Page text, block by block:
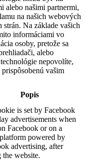
alebo našimi partnermi,
na našich webových
strán. Na základe vašich
informáciami vo
osoby, pretože sa
alebo
nepovolíte,
vašim
Popis
is set by Facebook
advertisements when
Facebook or on a
powered by
advertising, after
the website.